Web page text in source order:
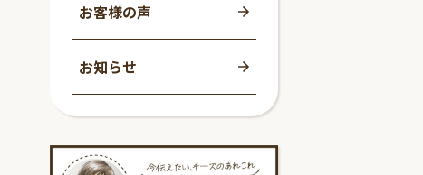
お客様の声
お知らせ